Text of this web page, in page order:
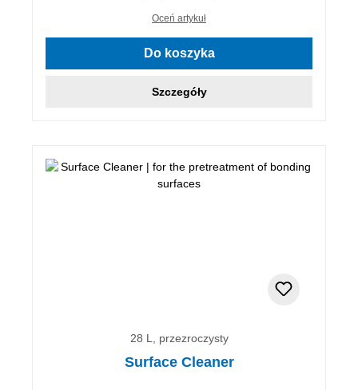
Oceń artykuł
Do koszyka
Szczegóły
28 L, przezroczysty
Surface Cleaner